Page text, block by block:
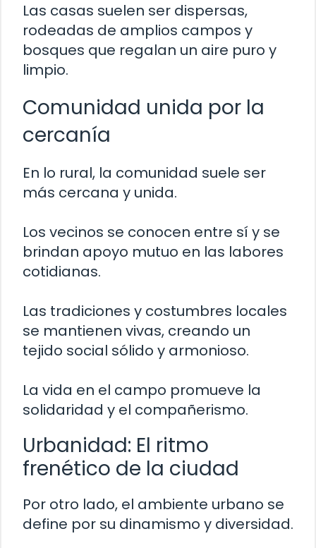
Las casas suelen ser dispersas,
rodeadas de amplios campos y
bosques que regalan un aire puro y
limpio.
Comunidad unida por la
cercanía
En lo rural, la comunidad suele ser
más cercana y unida.
Los vecinos se conocen entre sí y se
brindan apoyo mutuo en las labores
cotidianas.
Las tradiciones y costumbres locales
se mantienen vivas, creando un
tejido social sólido y armonioso.
La vida en el campo promueve la
solidaridad y el compañerismo.
Urbanidad: El ritmo
frenético de la ciudad
Por otro lado, el ambiente urbano se
define por su dinamismo y diversidad.